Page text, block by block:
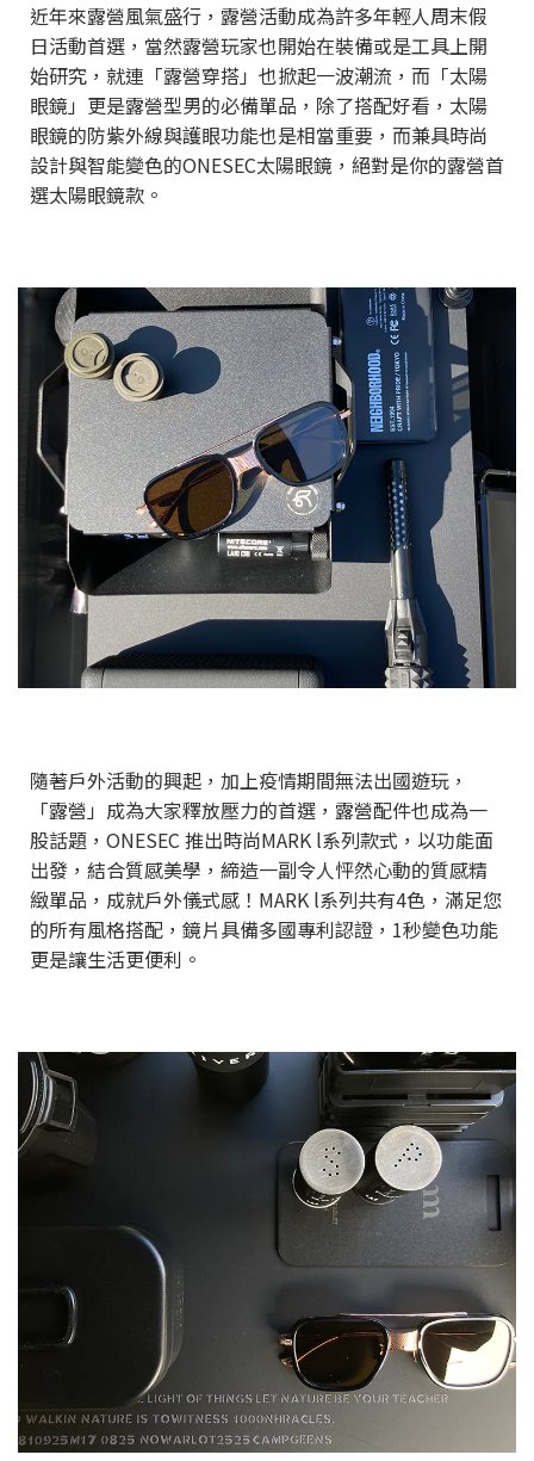
近年來露營風氣盛行，露營活動成為許多年輕人周末假
日活動首選，當然露營玩家也開始在裝備或是工具上開
始研究，就連「露營穿搭」也掀起一波潮流，而「太陽
眼鏡」更是露營型男的必備單品，除了搭配好看，太陽
眼鏡的防紫外線與護眼功能也是相當重要，而兼具時尚
設計與智能變色的ONESEC太陽眼鏡，絕對是你的露營首
選太陽眼鏡款。
隨著戶外活動的興起，加上疫情期間無法出國遊玩，
「露營」成為大家釋放壓力的首選，露營配件也成為一
股話題，ONESEC 推出時尚MARK l系列款式，以功能面
出發，結合質感美學，締造一副令人怦然心動的質感精
緻單品，成就戶外儀式感！MARK l系列共有4色，滿足您
的所有風格搭配，鏡片具備多國專利認證，1秒變色功能
更是讓生活更便利。